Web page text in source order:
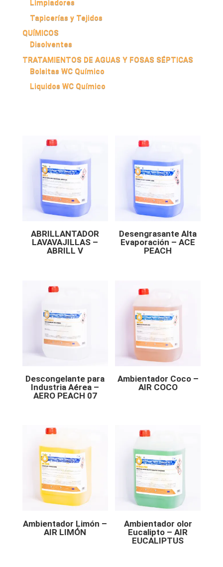
Limpiadores
Tapicerías y Tejidos
QUÍMICOS
Disolventes
TRATAMIENTOS DE AGUAS Y FOSAS SÉPTICAS
Bolsitas WC Químico
Liquidos WC Químico
ABRILLANTADOR
LAVAVAJILLAS –
ABRILL V
Desengrasante Alta
Evaporación – ACE
PEACH
Descongelante para
Industria Aérea –
AERO PEACH 07
Ambientador Coco –
AIR COCO
Ambientador Limón –
AIR LIMÓN
Ambientador olor
Eucalipto – AIR
EUCALIPTUS